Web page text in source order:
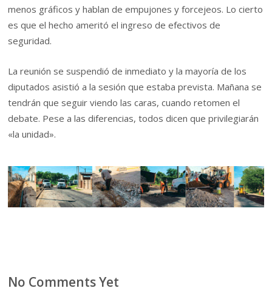
menos gráficos y hablan de empujones y forcejeos. Lo cierto
es que el hecho ameritó el ingreso de efectivos de
seguridad.
La reunión se suspendió de inmediato y la mayoría de los
diputados asistió a la sesión que estaba prevista. Mañana se
tendrán que seguir viendo las caras, cuando retomen el
debate. Pese a las diferencias, todos dicen que privilegiarán
«la unidad».
No Comments Yet